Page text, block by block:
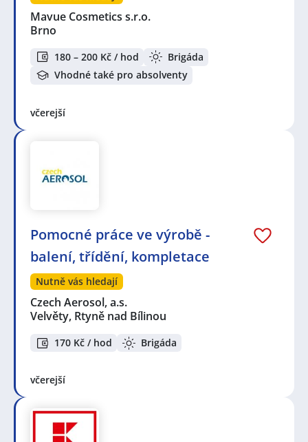
po nové práci!
si účet na JenPráce.cza pravidelně na Váš email
dostávejte aktuální seznam pracovních nabídek,
včetně námi doporučovaných.
Seznam zobrazených firem s inzercí dle nastavené
filtrace:
Mavue Cosmetics s.r.o.
Brno
180 – 200 Kč / hod
Brigáda
Vhodné také pro absolventy
včerejší
Pomocné práce ve výrobě -
balení, třídění, kompletace
Nutně vás hledají
Czech Aerosol, a.s.
Velvěty, Rtyně nad Bílinou
170 Kč / hod Brigáda
včerejší